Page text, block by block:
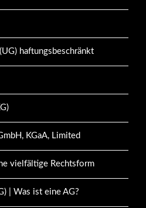
haftungsbeschränkt
KGaA, Limited
vielfältige Rechtsform
| Was ist eine AG?